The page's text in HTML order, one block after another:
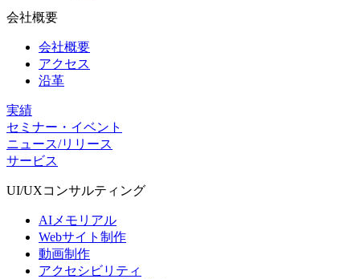
会社概要
会社概要
アクセス
沿革
実績
セミナー・イベント
ニュース/リリース
サービス
UI/UXコンサルティング
AIメモリアル
Webサイト制作
動画制作
アクセシビリティ